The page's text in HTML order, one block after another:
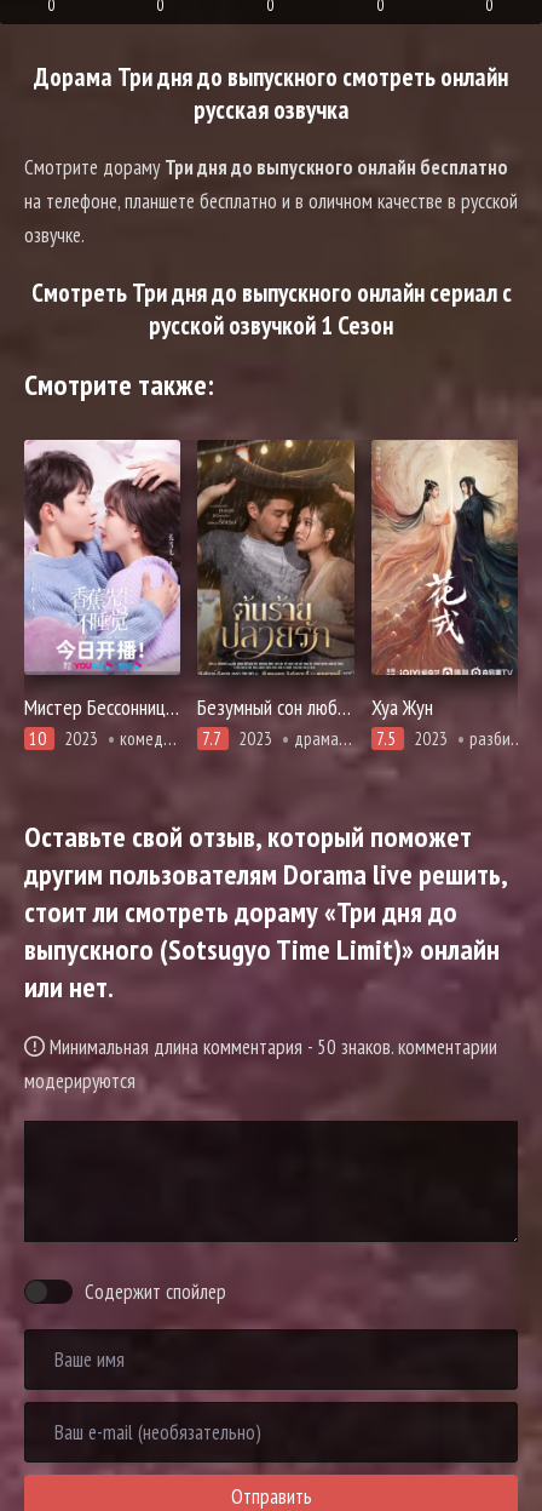
0 0 0 0 0
Дорама Три дня до выпускного смотреть онлайн
русская озвучка
Смотрите дорамуТри дня до выпускного онлайн бесплатно
на телефоне, планшете бесплатно и в оличном качестве в русской
озвучке.
Смотреть Три дня до выпускного онлайн сериал с
русской озвучкой 1 Сезон
Смотрите также:
Мистер Бессонница в ожидании любви
10 2023 комедия, романтика
Безумный сон любви
7.7 2023 драма, романтика
Хуа Жун
7.5 2023 разбитое сердце, единоборства, романтика, сянься, фэнтези
Оставьте свой отзыв, который поможет
другим пользователям Dorama live решить,
стоит ли смотреть дораму «Три дня до
выпускного (Sotsugyo Time Limit)» онлайн
или нет.
Минимальная длина комментария - 50 знаков. комментарии
модерируются
Содержит спойлер
Отправить